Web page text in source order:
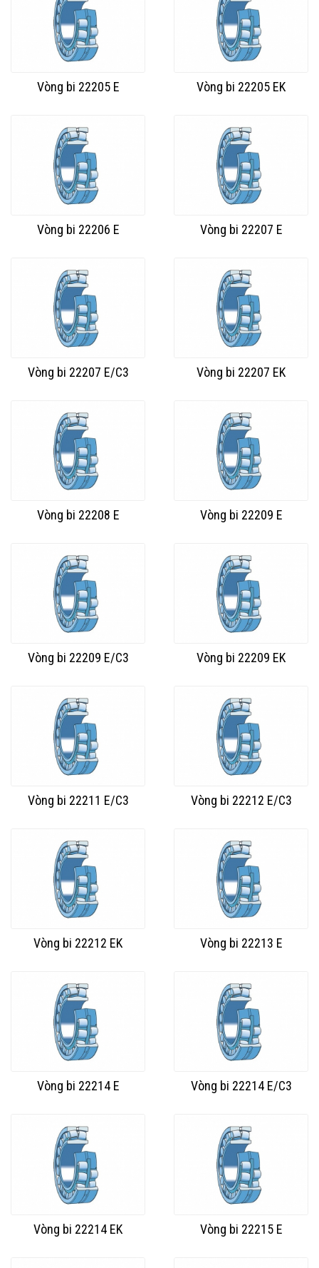
Vòng bi 22205 E Vòng bi 22205 EK
Vòng bi 22206 E Vòng bi 22207 E
Vòng bi 22207 E/C3 Vòng bi 22207 EK
Vòng bi 22208 E Vòng bi 22209 E
Vòng bi 22209 E/C3 Vòng bi 22209 EK
Vòng bi 22211 E/C3 Vòng bi 22212 E/C3
Vòng bi 22212 EK Vòng bi 22213 E
Vòng bi 22214 E Vòng bi 22214 E/C3
Vòng bi 22214 EK Vòng bi 22215 E